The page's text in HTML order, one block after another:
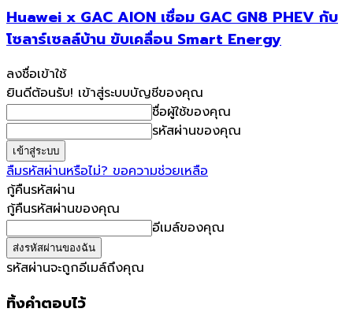
Huawei x GAC AION เชื่อม GAC GN8 PHEV กับ
โซลาร์เซลล์บ้าน ขับเคลื่อน Smart Energy
ลงชื่อเข้าใช้
ยินดีต้อนรับ! เข้าสู่ระบบบัญชีของคุณ
ชื่อผู้ใช้ของคุณ
รหัสผ่านของคุณ
ลืมรหัสผ่านหรือไม่? ขอความช่วยเหลือ
กู้คืนรหัสผ่าน
กู้คืนรหัสผ่านของคุณ
อีเมล์ของคุณ
รหัสผ่านจะถูกอีเมล์ถึงคุณ
ทิ้งคำตอบไว้